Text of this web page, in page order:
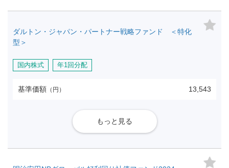
ダルトン・ジャパン・パートナー戦略ファンド ＜特化
型＞
国内株式 年1回分配
基準価額 （円） 13,543
もっと見る